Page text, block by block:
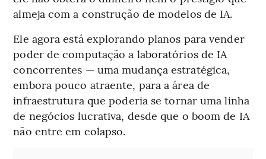
almeja com a construção de modelos de IA.
Ele agora está explorando planos para vender
poder de computação a laboratórios de IA
concorrentes — uma mudança estratégica,
embora pouco atraente, para a área de
infraestrutura que poderia se tornar uma linha
de negócios lucrativa, desde que o boom de IA
não entre em colapso.